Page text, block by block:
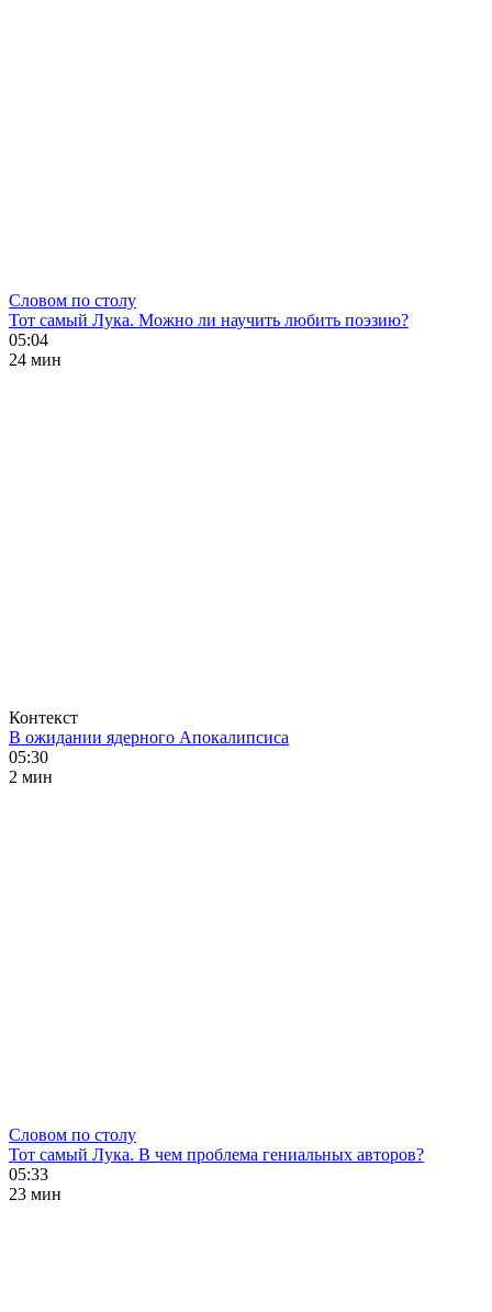
Словом по столу
Тот самый Лука. Можно ли научить любить поэзию?
05:04
24 мин
Контекст
В ожидании ядерного Апокалипсиса
05:30
2 мин
Словом по столу
Тот самый Лука. В чем проблема гениальных авторов?
05:33
23 мин